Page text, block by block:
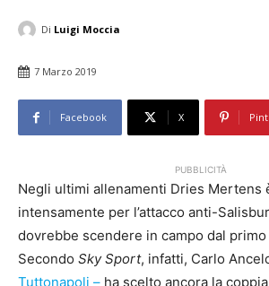
Di Luigi Moccia
7 Marzo 2019
Facebook X
PUBBLICITÀ
Negli ultimi allenamenti Dries Mertens
intensamente per l’attacco anti-
dovrebbe scendere in campo dal
Secondo Sky Sport, infatti, Carlo
Tuttonapoli – ha scelto ancora la